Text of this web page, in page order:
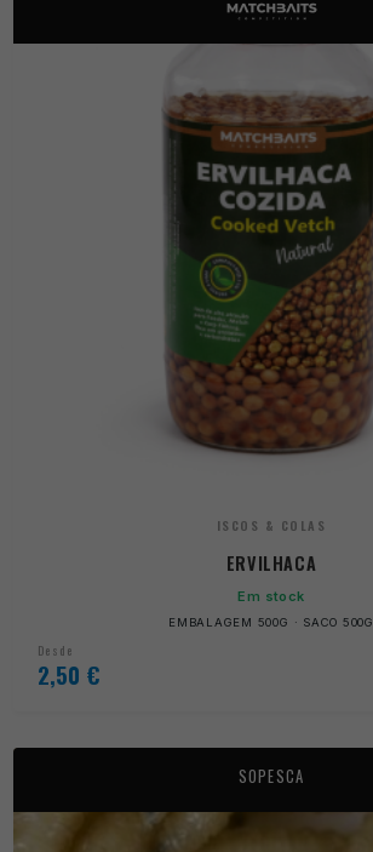
ISCOS & COLAS
ERVILHACA
Em stock
EMBALAGEM 500G · SACO 500G
Desde
2,50 €
SOPESCA